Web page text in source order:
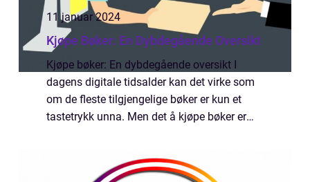
11 januar 2024
Kjøpe Bøker: En Dybdegående Oversikt
Kjøpe bøker: En dybdegående oversikt I
dagens digitale tidsalder kan det virke som
om de fleste tilgjengelige bøker er kun et
tastetrykk unna. Men det å kjøpe bøker er